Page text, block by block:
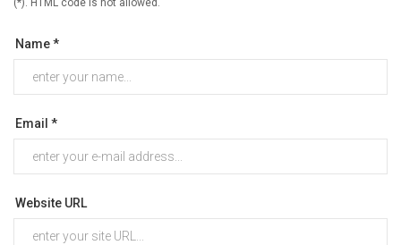
(*). HTML code is not allowed.
Name *
Email *
Website URL